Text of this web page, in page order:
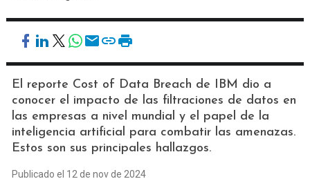
El reporte Cost of Data Breach de IBM dio a
conocer el impacto de las filtraciones de datos en
las empresas a nivel mundial y el papel de la
inteligencia artificial para combatir las amenazas.
Estos son sus principales hallazgos.
Publicado el 12 de nov de 2024